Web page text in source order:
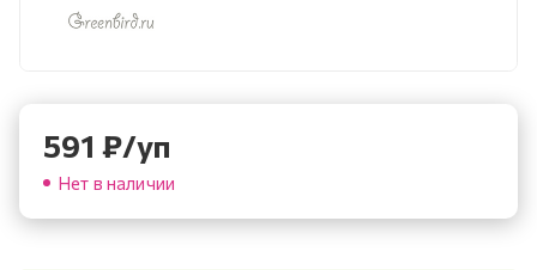
591 ₽/уп
Нет в наличии